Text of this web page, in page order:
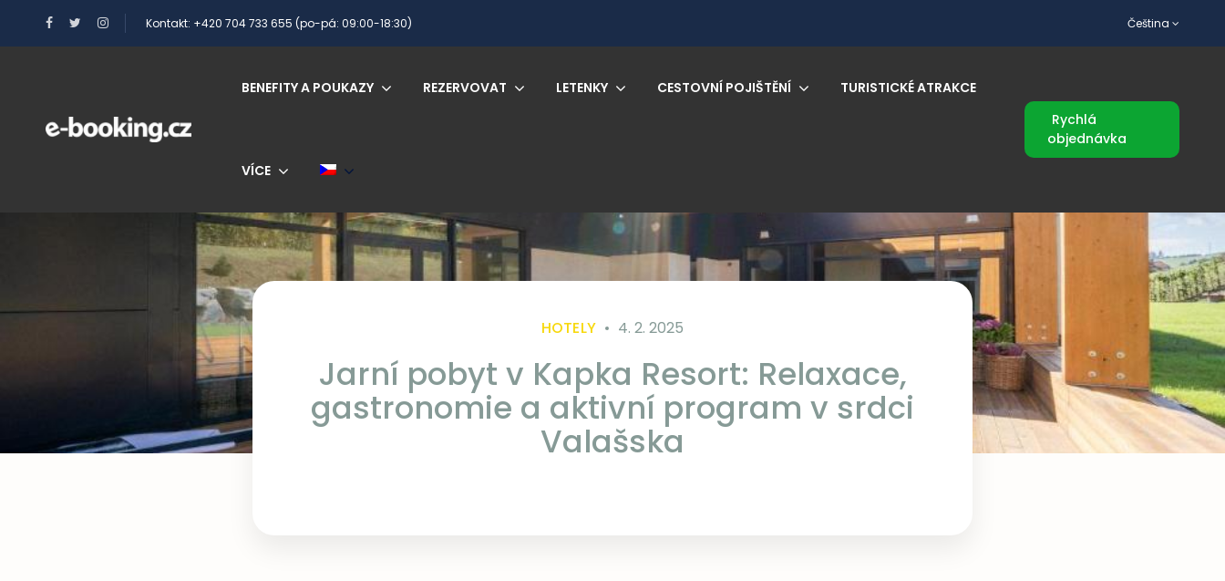
Kontakt: +420 704 733 655 (po-pá: 09:00-18:30) Čeština
BENEFITY A POUKAZY REZERVOVAT LETENKY CESTOVNÍ POJIŠTĚNÍ TURISTICKÉ ATRAKCE
VÍCE
Rychlá
objednávka
HOTELY 4. 2. 2025
Jarní pobyt v Kapka Resort: Relaxace,
gastronomie a aktivní program v srdci
Valašska